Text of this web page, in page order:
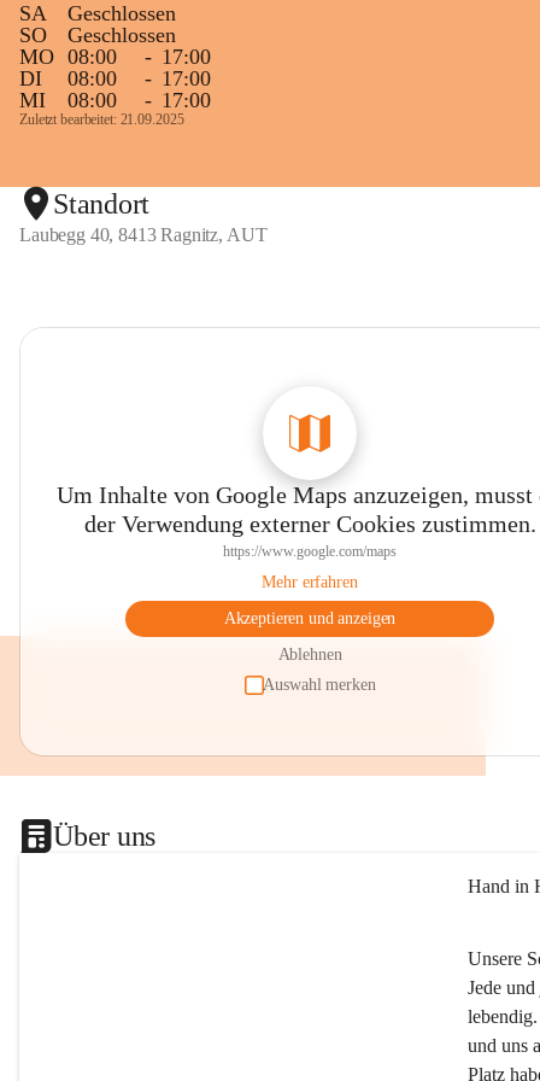
SA
Geschlossen
SO
Geschlossen
MO 08:00 - 17:00
DI
08:00 - 17:00
MI
08:00 - 17:00
Zuletzt bearbeitet: 21.09.2025
Standort
Laubegg 40, 8413 Ragnitz, AUT
Um Inhalte von Google Maps anzuzeigen, musst
der Verwendung externer Cookies zustimmen.
https://www.google.com/maps
Mehr erfahren
Akzeptieren und anzeigen
Ablehnen
Auswahl merken
Über uns
Hand in
Unsere
Jede
und uns
Platz